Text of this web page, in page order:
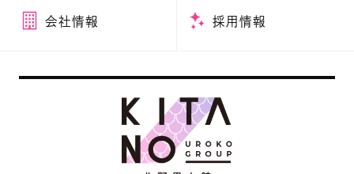
会社情報 採用情報